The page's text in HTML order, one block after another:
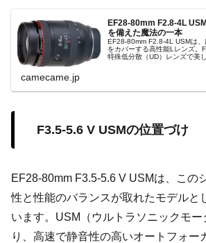
EF28-80mm F2.8-4L
を備えた魔法の一本
EF28-80mm F2.8-4L USMは
をカバーする高性能Lレンズ。
特殊低分散（UD）レンズで美
camecame.jp
F3.5-5.6 V USMの位置づけ
EF28-80mm F3.5-5.6 V USMは、この
性と性能のバランスが取れたモデルと
います。USM（ウルトラソニックモー
り、高速で静音性の高いオートフォー